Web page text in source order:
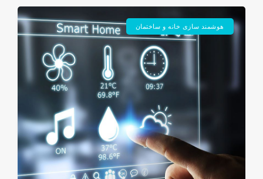
هوشمند سازی خانه و ساختمان